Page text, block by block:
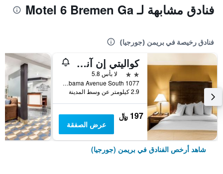
فنادق مشابهة لـ Motel 6 Bremen Ga
فنادق رخيصة في بريمن (جورجيا)
كواليتي إن آند سويتس بريمين
2 نجمتين
لا بأس 5.8
1077 Alabama Avenue South, بريمن (جورجيا), GA, الولايات المتحدة الأميريكية
2.9 كيلومتر عن وسط المدينة
197 ﷼
عرض الصفقة
شاهد أرخص الفنادق في بريمن (جورجيا)